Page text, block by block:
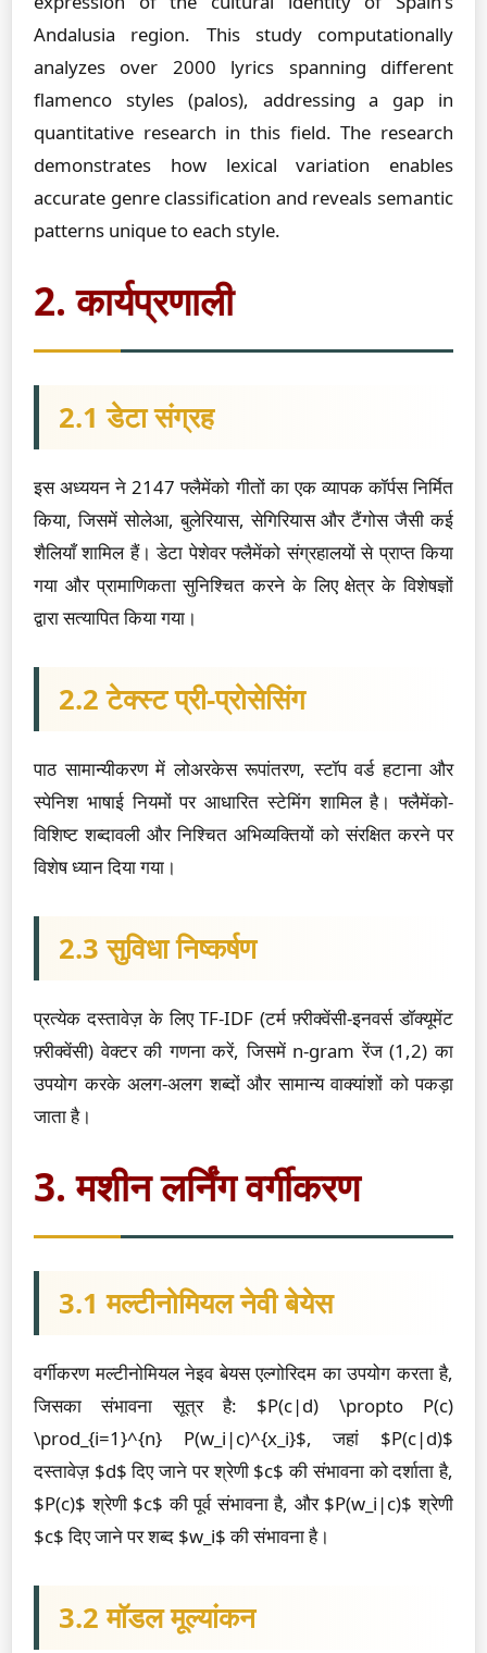
Andalusia region. This study computationally
analyzes over 2000 lyrics spanning different
flamenco styles (palos), addressing a gap in
quantitative research in this field. The research
demonstrates how lexical variation enables
accurate genre classification and reveals semantic
patterns unique to each style.
2. कार्यप्रणाली
2.1 डेटा संग्रह
इस अध्ययन ने 2147 फ्लैमेंको गीतों का एक व्यापक कॉर्पस निर्मित
किया, जिसमें सोलेआ, बुलेरियास, सेगिरियास और टैंगोस जैसी कई
शैलियाँ शामिल हैं। डेटा पेशेवर फ्लैमेंको संग्रहालयों से प्राप्त किया
गया और प्रामाणिकता सुनिश्चित करने के लिए क्षेत्र के विशेषज्ञों
द्वारा सत्यापित किया गया।
2.2 टेक्स्ट प्री-प्रोसेसिंग
पाठ सामान्यीकरण में लोअरकेस रूपांतरण, स्टॉप वर्ड हटाना और
स्पेनिश भाषाई नियमों पर आधारित स्टेमिंग शामिल है। फ्लैमेंको-
विशिष्ट शब्दावली और निश्चित अभिव्यक्तियों को संरक्षित करने पर
विशेष ध्यान दिया गया।
2.3 सुविधा निष्कर्षण
प्रत्येक दस्तावेज़ के लिए TF-IDF (टर्म फ़्रीक्वेंसी-इनवर्स डॉक्यूमेंट
फ़्रीक्वेंसी) वेक्टर की गणना करें, जिसमें n-gram रेंज (1,2) का
उपयोग करके अलग-अलग शब्दों और सामान्य वाक्यांशों को पकड़ा
जाता है।
3. मशीन लर्निंग वर्गीकरण
3.1 मल्टीनोमियल नेवी बेयेस
वर्गीकरण मल्टीनोमियल नेइव बेयस एल्गोरिदम का उपयोग करता है,
जिसका संभावना सूत्र है: $P(c|d) \propto P(c)
\prod_{i=1}^{n} P(w_i|c)^{x_i}$, जहां $P(c|d)$
दस्तावेज़ $d$ दिए जाने पर श्रेणी $c$ की संभावना को दर्शाता है,
$P(c)$ श्रेणी $c$ की पूर्व संभावना है, और $P(w_i|c)$ श्रेणी
$c$ दिए जाने पर शब्द $w_i$ की संभावना है।
3.2 मॉडल मूल्यांकन